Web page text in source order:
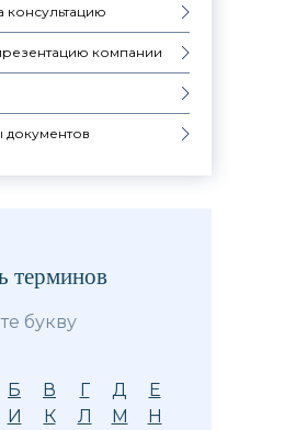
консультацию
компании
терминов
букву
Б В Г Д
Е
И К Л М
Н